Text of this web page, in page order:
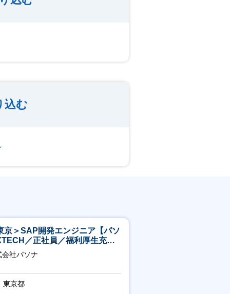
込む
京＞SAP開発エンジニア【パソ
／正社員／福利厚生充実
会社パソナ
東京都